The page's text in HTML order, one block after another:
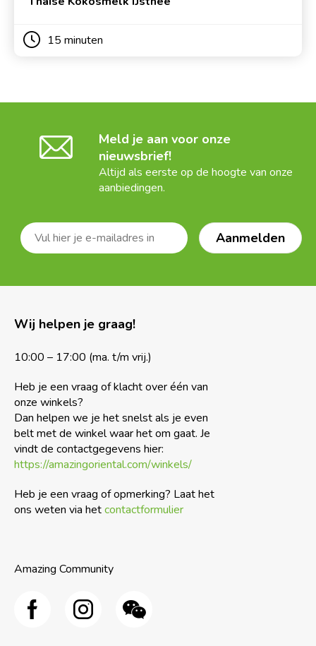
15 minuten
Meld je aan voor onze
nieuwsbrief!
Altijd als eerste op de hoogte van onze
aanbiedingen.
Wij helpen je graag!
10:00 – 17:00 (ma. t/m vrij.)
Heb je een vraag of klacht over één van
onze winkels?
Dan helpen we je het snelst als je even
belt met de winkel waar het om gaat. Je
vindt de contactgegevens hier:
https://amazingoriental.com/winkels/
Heb je een vraag of opmerking? Laat het
ons weten via hetcontactformulier
Amazing Community